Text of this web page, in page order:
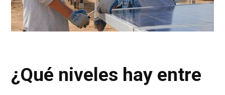
¿Qué niveles hay entre